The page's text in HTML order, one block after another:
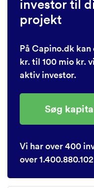
investor til
projekt
På Capino.dk
kr. til 100 mio kr.
aktiv investor.
Søg
Vi har over 400
over